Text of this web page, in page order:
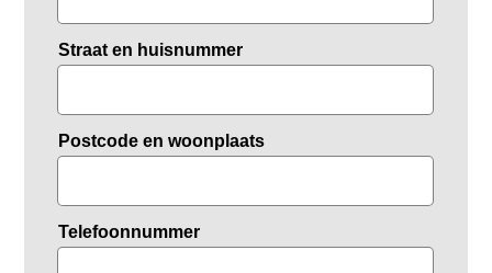
Straat en huisnummer
Postcode en woonplaats
Telefoonnummer